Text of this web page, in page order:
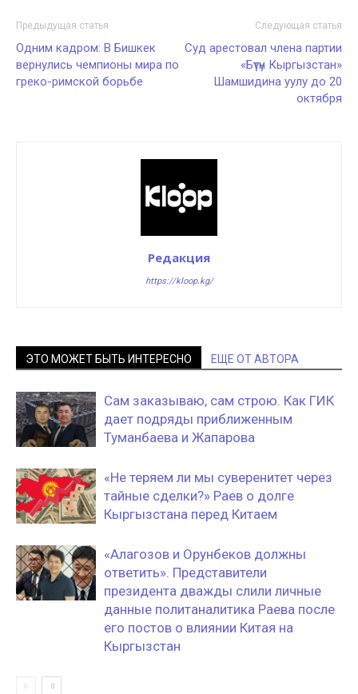
Предыдущая статья
Одним кадром: В Бишкек
вернулись чемпионы мира по
греко-римской борьбе
Следующая статья
Суд арестовал члена партии
«Бүтүн Кыргызстан»
Шамшидина уулу до 20
октября
Редакция
https://kloop.kg/
ЭТО МОЖЕТ БЫТЬ ИНТЕРЕСНО ЕЩЕ ОТ АВТОРА
Сам заказываю, сам строю. Как ГИК
дает подряды приближенным
Туманбаева и Жапарова
«Не теряем ли мы суверенитет через
тайные сделки?» Раев о долге
Кыргызстана перед Китаем
«Алагозов и Орунбеков должны
ответить». Представители
президента дважды слили личные
данные политаналитика Раева после
его постов о влиянии Китая на
Кыргызстан